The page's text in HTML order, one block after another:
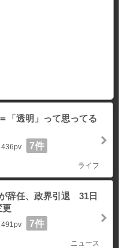
「透明」って思ってる
7件
ライフ
辞任、政界引退 31日
更
7件
ニュース